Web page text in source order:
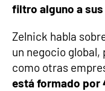
filtro alguno a
Zelnick habla
un negocio global,
como otras
está formado por